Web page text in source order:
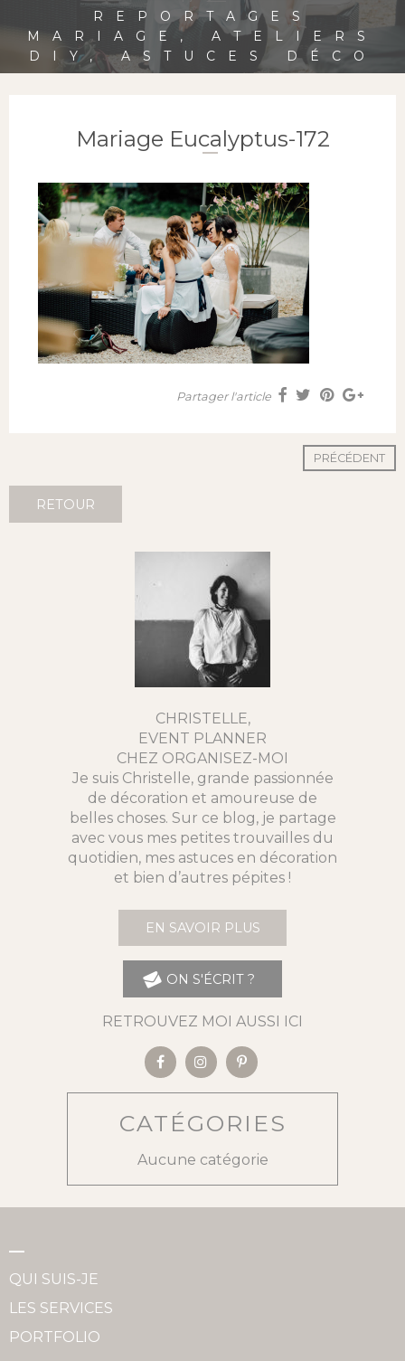
REPORTAGES
MARIAGE, ATELIERS
DIY, ASTUCES DÉCO
Mariage Eucalyptus-172
Partager l'article
PRÉCÉDENT
RETOUR
CHRISTELLE,
EVENT PLANNER
CHEZ ORGANISEZ-MOI
Je suis Christelle, grande passionnée
de décoration et amoureuse de
belles choses. Sur ce blog, je partage
avec vous mes petites trouvailles du
quotidien, mes astuces en décoration
et bien d’autres pépites !
EN SAVOIR PLUS
ON S'ÉCRIT ?
RETROUVEZ MOI AUSSI ICI
CATÉGORIES
Aucune catégorie
QUI SUIS-JE
LES SERVICES
PORTFOLIO